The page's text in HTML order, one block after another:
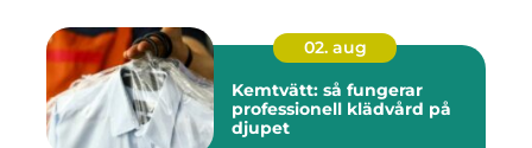
02. aug
Kemtvätt: så fungerar
professionell klädvård på
djupet